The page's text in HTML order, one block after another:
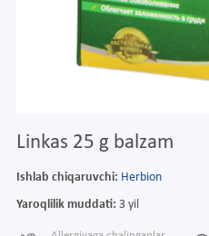
Linkas 25 g balzam
Ishlab chiqaruvchi: Herbion
Yaroqlilik muddati: 3 yil